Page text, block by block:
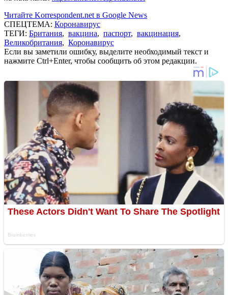
Читайте Korrespondent.net в Google News
СПЕЦТЕМА: Коронавирус
ТЕГИ: Британия, вакцина, паспорт, вакцинация,
Великобритания, Коронавирус
Если вы заметили ошибку, выделите необходимый текст и
нажмите Ctrl+Enter, чтобы сообщить об этом редакции.